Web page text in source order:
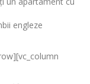
engleze